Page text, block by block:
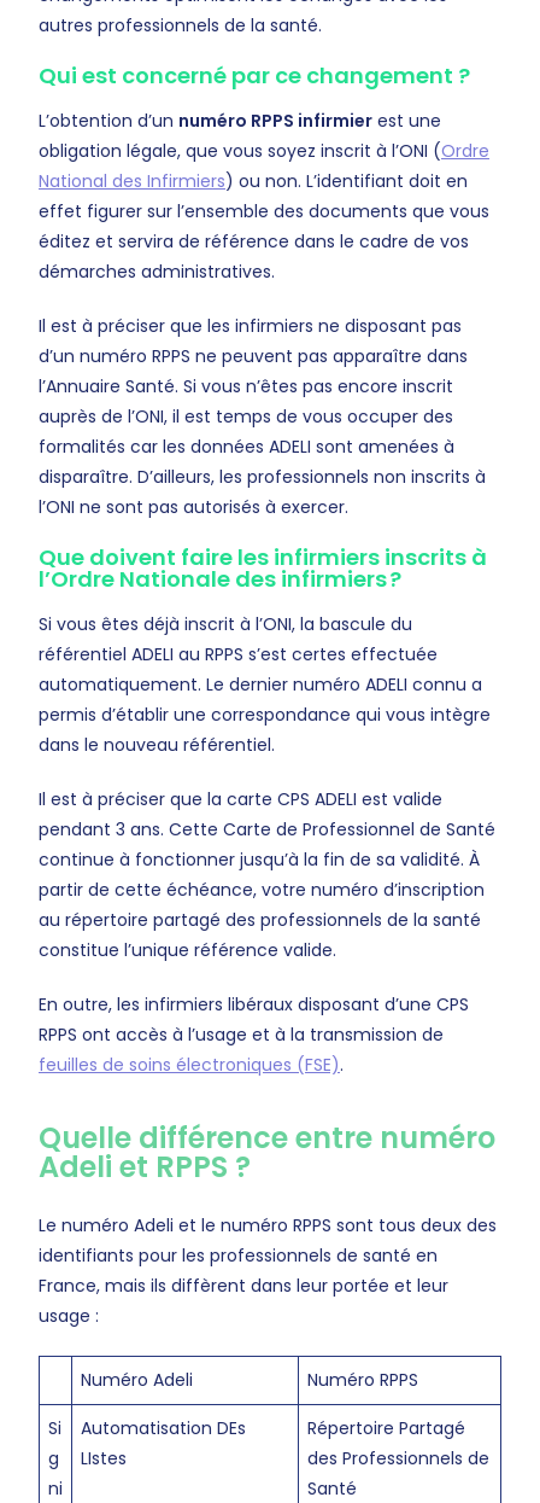
autres professionnels de la santé.
Qui est concerné par ce changement ?
L’obtention d’un numéro RPPS infirmier est une
obligation légale, que vous soyez inscrit à l’ONI (Ordre
National des Infirmiers) ou non. L’identifiant doit en
effet figurer sur l’ensemble des documents que vous
éditez et servira de référence dans le cadre de vos
démarches administratives.
Il est à préciser que les infirmiers ne disposant pas
d’un numéro RPPS ne peuvent pas apparaître dans
l’Annuaire Santé. Si vous n’êtes pas encore inscrit
auprès de l’ONI, il est temps de vous occuper des
formalités car les données ADELI sont amenées à
disparaître. D’ailleurs, les professionnels non inscrits à
l’ONI ne sont pas autorisés à exercer.
Que doivent faire les infirmiers inscrits à
l’Ordre Nationale des infirmiers ?
Si vous êtes déjà inscrit à l’ONI, la bascule du
référentiel ADELI au RPPS s’est certes effectuée
automatiquement. Le dernier numéro ADELI connu a
permis d’établir une correspondance qui vous intègre
dans le nouveau référentiel.
Il est à préciser que la carte CPS ADELI est valide
pendant 3 ans. Cette Carte de Professionnel de Santé
continue à fonctionner jusqu’à la fin de sa validité. À
partir de cette échéance, votre numéro d’inscription
au répertoire partagé des professionnels de la santé
constitue l’unique référence valide.
En outre, les infirmiers libéraux disposant d’une CPS
RPPS ont accès à l’usage et à la transmission de
feuilles de soins électroniques (FSE).
Quelle différence entre numéro
Adeli et RPPS ?
Le numéro Adeli et le numéro RPPS sont tous deux des
identifiants pour les professionnels de santé en
France, mais ils diffèrent dans leur portée et leur
usage :
Numéro Adeli
Numéro RPPS
Si
g
ni
Automatisation DEs
LIstes
Répertoire Partagé
des Professionnels de
Santé